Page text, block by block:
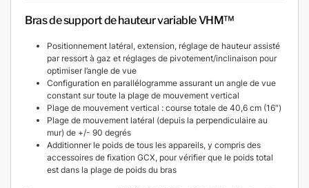
Bras de support de hauteur variable VHM™
Positionnement latéral, extension, réglage de hauteur assisté
par ressort à gaz et réglages de pivotement/inclinaison pour
optimiser l’angle de vue
Configuration en parallélogramme assurant un angle de vue
constant sur toute la plage de mouvement vertical
Plage de mouvement vertical : course totale de 40,6 cm (16″)
Plage de mouvement latéral (depuis la perpendiculaire au
mur) de +/- 90 degrés
Additionner le poids de tous les appareils, y compris des
accessoires de fixation GCX, pour vérifier que le poids total
est dans la plage de poids du bras